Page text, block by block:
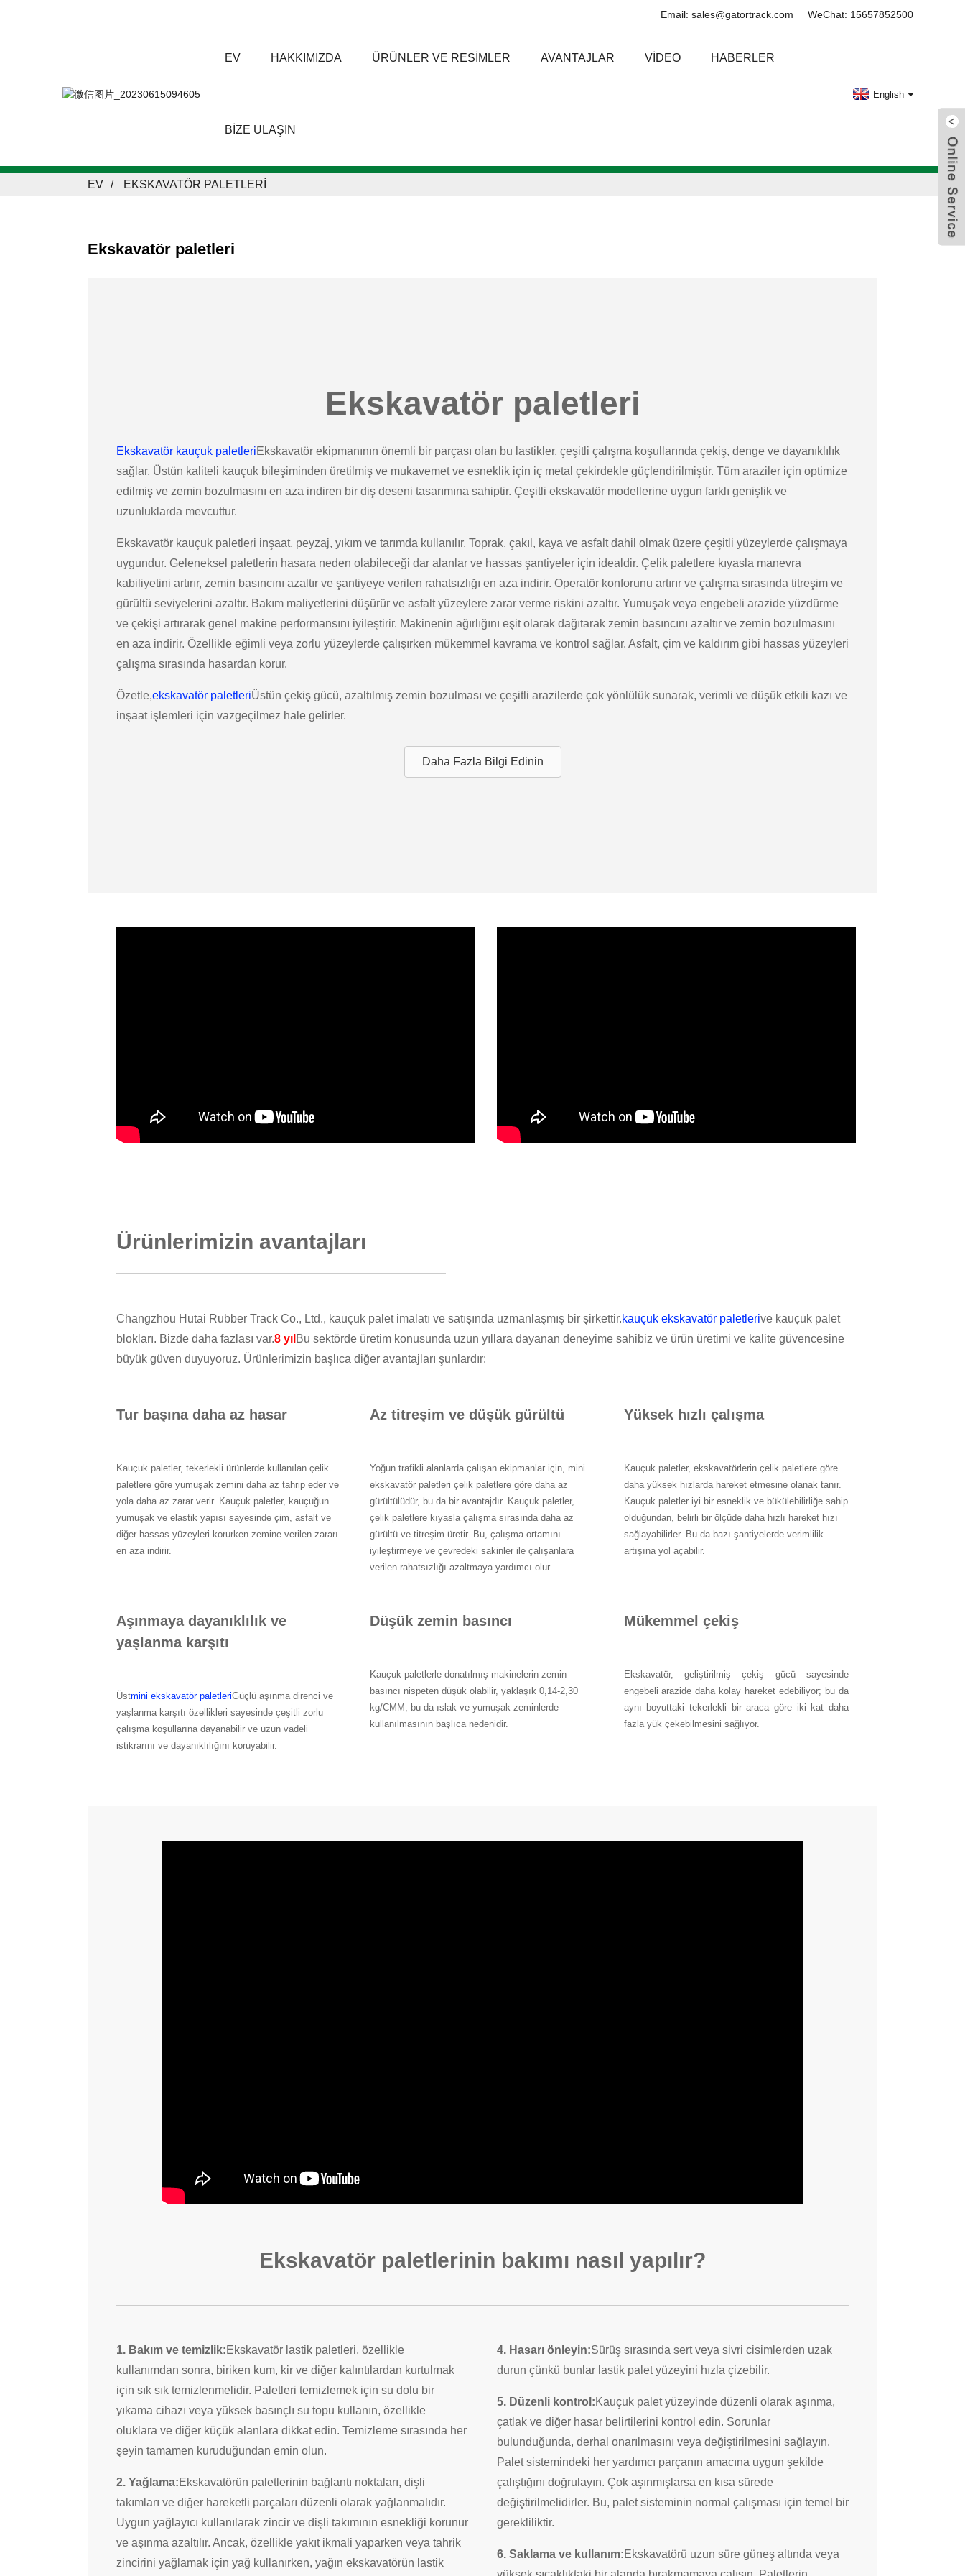
Email: sales@gatortrack.com WeChat: 15657852500
EV HAKKIMIZDA ÜRÜNLER VE RESIMLER AVANTAJLAR VIDEO HABERLER
BIZE ULAŞIN
English
EV EKSKAVATÖR PALETLERI
Ekskavatör paletleri
Ekskavatör paletleri
Ekskavatör kauçuk paletleriEkskavatör ekipmanının önemli bir parçası olan bu lastikler, çeşitli çalışma koşullarında çekiş, denge ve dayanıklılık
sağlar. Üstün kaliteli kauçuk bileşiminden üretilmiş ve mukavemet ve esneklik için iç metal çekirdekle güçlendirilmiştir. Tüm araziler için optimize
edilmiş ve zemin bozulmasını en aza indiren bir diş deseni tasarımına sahiptir. Çeşitli ekskavatör modellerine uygun farklı genişlik ve
uzunluklarda mevcuttur.
Ekskavatör kauçuk paletleri inşaat, peyzaj, yıkım ve tarımda kullanılır. Toprak, çakıl, kaya ve asfalt dahil olmak üzere çeşitli yüzeylerde çalışmaya
uygundur. Geleneksel paletlerin hasara neden olabileceği dar alanlar ve hassas şantiyeler için idealdir. Çelik paletlere kıyasla manevra
kabiliyetini artırır, zemin basıncını azaltır ve şantiyeye verilen rahatsızlığı en aza indirir. Operatör konforunu artırır ve çalışma sırasında titreşim ve
gürültü seviyelerini azaltır. Bakım maliyetlerini düşürür ve asfalt yüzeylere zarar verme riskini azaltır. Yumuşak veya engebeli arazide yüzdürme
ve çekişi artırarak genel makine performansını iyileştirir. Makinenin ağırlığını eşit olarak dağıtarak zemin basıncını azaltır ve zemin bozulmasını
en aza indirir. Özellikle eğimli veya zorlu yüzeylerde çalışırken mükemmel kavrama ve kontrol sağlar. Asfalt, çim ve kaldırım gibi hassas yüzeyleri
çalışma sırasında hasardan korur.
Özetle,ekskavatör paletleriÜstün çekiş gücü, azaltılmış zemin bozulması ve çeşitli arazilerde çok yönlülük sunarak, verimli ve düşük etkili kazı ve
inşaat işlemleri için vazgeçilmez hale gelirler.
Daha Fazla Bilgi Edinin
Ürünlerimizin avantajları
Changzhou Hutai Rubber Track Co., Ltd., kauçuk palet imalatı ve satışında uzmanlaşmış bir şirkettir.kauçuk ekskavatör paletlerive kauçuk palet
blokları. Bizde daha fazlası var.8 yıl Bu sektörde üretim konusunda uzun yıllara dayanan deneyime sahibiz ve ürün üretimi ve kalite güvencesine
büyük güven duyuyoruz. Ürünlerimizin başlıca diğer avantajları şunlardır:
Tur başına daha az hasar
Kauçuk paletler, tekerlekli ürünlerde kullanılan çelik
paletlere göre yumuşak zemini daha az tahrip eder ve
yola daha az zarar verir. Kauçuk paletler, kauçuğun
yumuşak ve elastik yapısı sayesinde çim, asfalt ve
diğer hassas yüzeyleri korurken zemine verilen zararı
en aza indirir.
Az titreşim ve düşük gürültü
Yoğun trafikli alanlarda çalışan ekipmanlar için, mini
ekskavatör paletleri çelik paletlere göre daha az
gürültülüdür, bu da bir avantajdır. Kauçuk paletler,
çelik paletlere kıyasla çalışma sırasında daha az
gürültü ve titreşim üretir. Bu, çalışma ortamını
iyileştirmeye ve çevredeki sakinler ile çalışanlara
verilen rahatsızlığı azaltmaya yardımcı olur.
Yüksek hızlı çalışma
Kauçuk paletler, ekskavatörlerin çelik paletlere göre
daha yüksek hızlarda hareket etmesine olanak tanır.
Kauçuk paletler iyi bir esneklik ve bükülebilirliğe sahip
olduğundan, belirli bir ölçüde daha hızlı hareket hızı
sağlayabilirler. Bu da bazı şantiyelerde verimlilik
artışına yol açabilir.
Aşınmaya dayanıklılık ve
yaşlanma karşıtı
Üstmini ekskavatör paletleriGüçlü aşınma direnci ve
yaşlanma karşıtı özellikleri sayesinde çeşitli zorlu
çalışma koşullarına dayanabilir ve uzun vadeli
istikrarını ve dayanıklılığını koruyabilir.
Düşük zemin basıncı
Kauçuk paletlerle donatılmış makinelerin zemin
basıncı nispeten düşük olabilir, yaklaşık 0,14-2,30
kg/CMM; bu da ıslak ve yumuşak zeminlerde
kullanılmasının başlıca nedenidir.
Mükemmel çekiş
Ekskavatör, geliştirilmiş çekiş gücü sayesinde
engebeli arazide daha kolay hareket edebiliyor; bu da
aynı boyuttaki tekerlekli bir araca göre iki kat daha
fazla yük çekebilmesini sağlıyor.
Ekskavatör paletlerinin bakımı nasıl yapılır?
1. Bakım ve temizlik:Ekskavatör lastik paletleri, özellikle
kullanımdan sonra, biriken kum, kir ve diğer kalıntılardan kurtulmak
için sık sık temizlenmelidir. Paletleri temizlemek için su dolu bir
yıkama cihazı veya yüksek basınçlı su topu kullanın, özellikle
oluklara ve diğer küçük alanlara dikkat edin. Temizleme sırasında her
şeyin tamamen kuruduğundan emin olun.
2. Yağlama:Ekskavatörün paletlerinin bağlantı noktaları, dişli
takımları ve diğer hareketli parçaları düzenli olarak yağlanmalıdır.
Uygun yağlayıcı kullanılarak zincir ve dişli takımının esnekliği korunur
ve aşınma azaltılır. Ancak, özellikle yakıt ikmali yaparken veya tahrik
zincirini yağlamak için yağ kullanırken, yağın ekskavatörün lastik
4. Hasarı önleyin:Sürüş sırasında sert veya sivri cisimlerden uzak
durun çünkü bunlar lastik palet yüzeyini hızla çizebilir.
5. Düzenli kontrol:Kauçuk palet yüzeyinde düzenli olarak aşınma,
çatlak ve diğer hasar belirtilerini kontrol edin. Sorunlar
bulunduğunda, derhal onarılmasını veya değiştirilmesini sağlayın.
Palet sistemindeki her yardımcı parçanın amacına uygun şekilde
çalıştığını doğrulayın. Çok aşınmışlarsa en kısa sürede
değiştirilmelidirler. Bu, palet sisteminin normal çalışması için temel bir
gerekliliktir.
6. Saklama ve kullanım:Ekskavatörü uzun süre güneş altında veya